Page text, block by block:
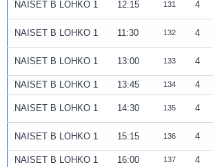
NAISET B LOHKO 1 12:15 131 4
NAISET B LOHKO 1 11:30 132 4
NAISET B LOHKO 1 13:00 133 4
NAISET B LOHKO 1 13:45 134 4
NAISET B LOHKO 1 14:30 135 4
NAISET B LOHKO 1 15:15 136 4
NAISET B LOHKO 1 16:00 137 4